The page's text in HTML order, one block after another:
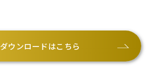
ダウンロードはこちら